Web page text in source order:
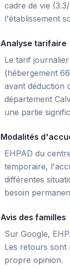
cadre de vie
l'établissement
Analyse tarifaire
Le tarif
(hébergement
avant déduction
département
une partie
Modalités
EHPAD du
temporaire,
différentes
besoin
Avis des familles
Sur Google,
Les retours sont
propre opinion.